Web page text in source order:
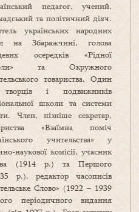
педагог, учений,
та політичний діяч.
українських народних
на Збаражчині, голова
осередків «Рідної
та Окружного
товариства. Один
і подвижників
школи та системи
Член, пізніше секретар,
«Взаїмна поміч
учительства» у
наукової комісії, учасник
(1914 р.) та Першого
р.), редактор часописів
Слово» (1922 – 1939
періодичного видання